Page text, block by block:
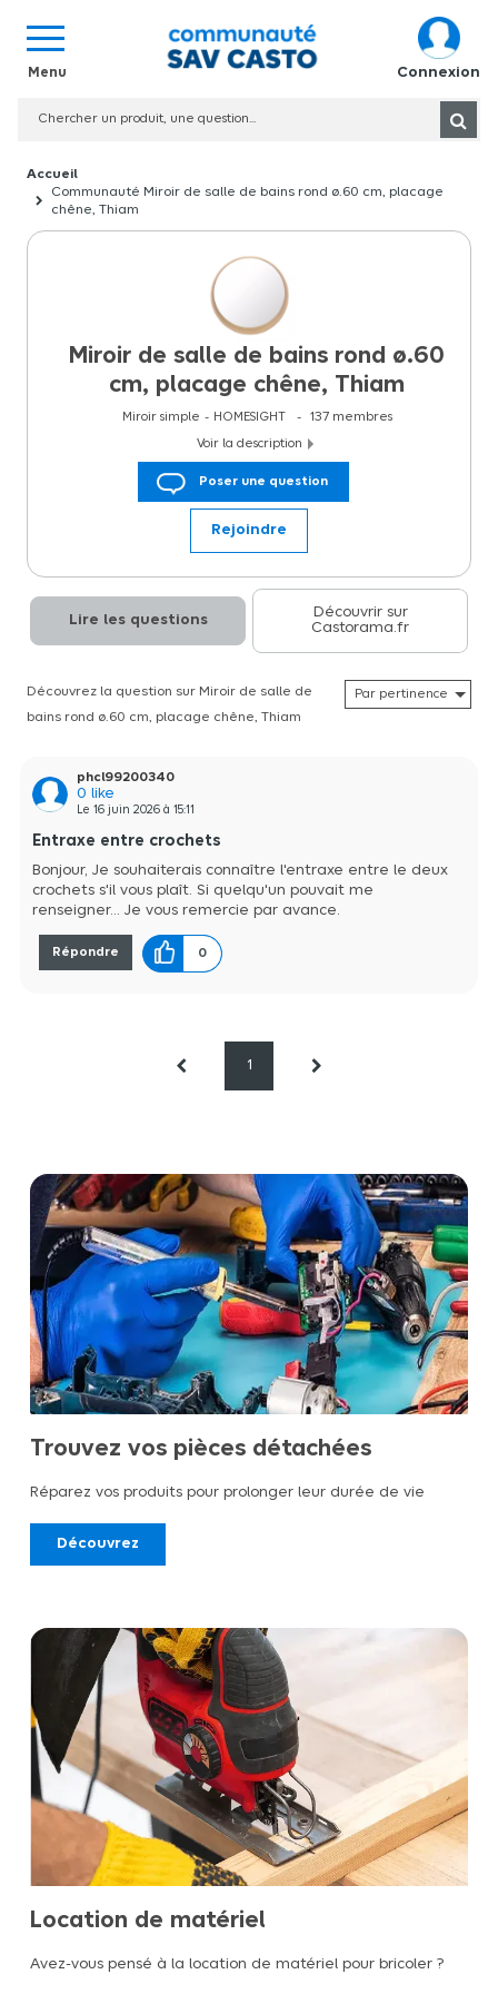
Connexion
Communauté Miroir de salle de bains rond ø.60 cm, placage
chêne, Thiam
Miroir de salle de bains rond ø.60
cm, placage chêne, Thiam
Miroir simple HOMESIGHT 137membres
Voir la description
Poser une question
Rejoindre
Lire les questions
Découvrir sur
Castorama.fr
Découvrez la question sur Miroir de salle de
bains rond ø.60 cm, placage chêne, Thiam
phcl99200340
0 like
Le16 juin 2026 à15:11
Entraxe entre crochets
Bonjour, Je souhaiterais connaître l'entraxe entre le deux
crochets s'il vous plaît. Si quelqu'un pouvait me
renseigner... Je vous remercie par avance.
Répondre 0
1
Trouvez vos pièces détachées
Réparez vos produits pour prolonger leur durée de vie
Découvrez
Location de matériel
Avez-vous pensé à la location de matériel pour bricoler ?